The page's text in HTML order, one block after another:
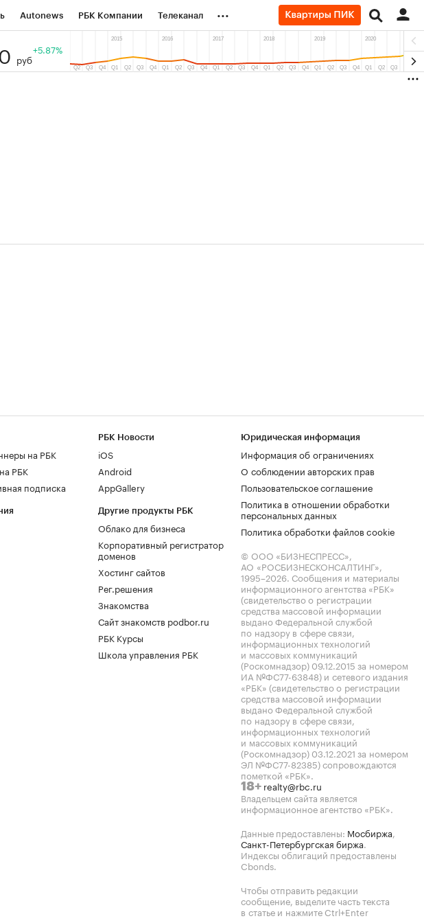
Autonews РБК Компании Телеканал
Тренды
...
руб
+5.87%
на РБК
РБК
подписка
РБК Новости
iOS
Android
AppGallery
Другие продукты РБК
Облако для бизнеса
Корпоративный регистратор
доменов
Хостинг сайтов
Рег.решения
Знакомства
Сайт знакомств podbor.ru
РБК Курсы
Школа управления РБК
Юридическая информация
Информация об ограничениях
О соблюдении авторских прав
Пользовательское соглашение
Политика в отношении обработки
персональных данных
Политика обработки файлов cookie
© ООО «БИЗНЕСПРЕСС»,
АО «РОСБИЗНЕСКОНСАЛТИНГ»,
1995–2026. Сообщения и материалы
информационного агентства «РБК»
(свидетельство о регистрации
средства массовой информации
выдано Федеральной службой
по надзору в сфере связи,
информационных технологий
и массовых коммуникаций
(Роскомнадзор) 09.12.2015 за номером
ИА №ФС77-63848) и сетевого издания
«РБК» (свидетельство о регистрации
средства массовой информации
выдано Федеральной службой
по надзору в сфере связи,
информационных технологий
и массовых коммуникаций
(Роскомнадзор) 03.12.2021 за номером
ЭЛ №ФС77-82385) сопровождаются
пометкой «РБК».
18+ realty@rbc.ru
Владельцем сайта является
информационное агентство «РБК».
Данные предоставлены: Мосбиржа,
Санкт-Петербургская биржа.
Индексы облигаций предоставлены
Cbonds.
Чтобы отправить редакции
сообщение, выделите часть текста
в статье и нажмите Ctrl+Enter